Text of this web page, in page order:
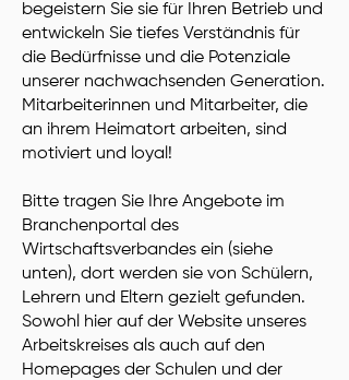
begeistern Sie sie für Ihren Betrieb und
entwickeln Sie tiefes Verständnis für
die Bedürfnisse und die Potenziale
unserer nachwachsenden Generation.
Mitarbeiterinnen und Mitarbeiter, die
an ihrem Heimatort arbeiten, sind
motiviert und loyal!
Bitte tragen Sie Ihre Angebote im
Branchenportal des
Wirtschaftsverbandes ein (siehe
unten), dort werden sie von Schülern,
Lehrern und Eltern gezielt gefunden.
Sowohl hier auf der Website unseres
Arbeitskreises als auch auf den
Homepages der Schulen und der